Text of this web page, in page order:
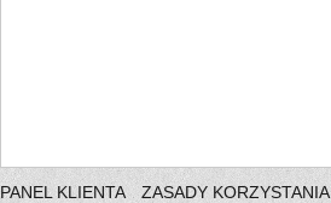
PANEL KLIENTA ZASADY KORZYSTANIA